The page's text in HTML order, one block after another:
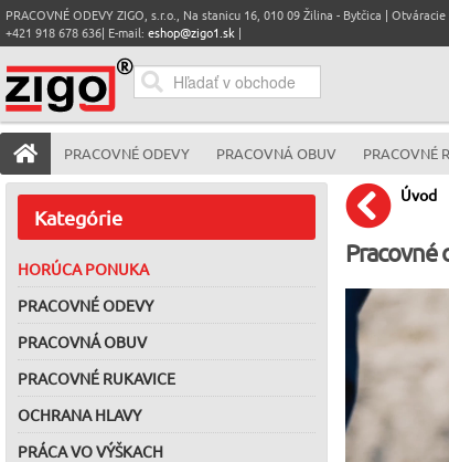
PRACOVNÉ ODEVY ZIGO, s.r.o., Na stanicu 16, 010 09 Žilina - Bytčica |
+421 918 678 636| E-mail: eshop@zigo1.sk |
PRACOVNÉ ODEVY PRACOVNÁ OBUV PRACOVNÉ
Kategórie
HORÚCA PONUKA
PRACOVNÉ ODEVY
PRACOVNÁ OBUV
PRACOVNÉ RUKAVICE
OCHRANA HLAVY
PRÁCA VO VÝŠKACH
Úvod
Pracovné